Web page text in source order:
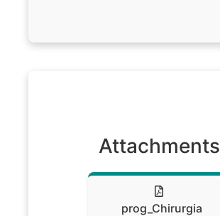
Attachments
prog_Chirurgia